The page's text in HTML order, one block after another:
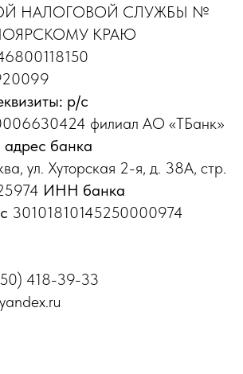
НАЛОГОВОЙ СЛУЖБЫ №
КРАЮ
р/с
филиал АО «ТБанк»
банка
ул. Хуторская 2-я, д. 38А, стр.
ИНН банка
30101810145250000974
418-39-33